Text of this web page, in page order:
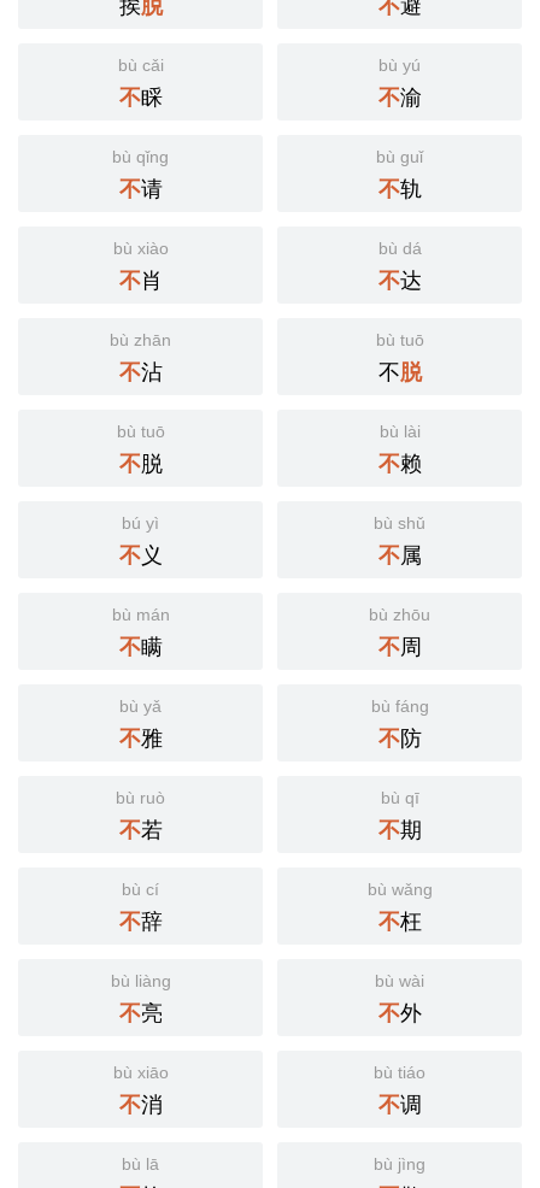
bù cǎi
不睬
bù yú
不渝
bù qǐng
不请
bù guǐ
不轨
bù xiào
不肖
bù dá
不达
bù zhān
不沾
bù tuō
不脱
bù tuō
不脱
bù lài
不赖
bú yì
不义
bù shǔ
不属
bù mán
不瞒
bù zhōu
不周
bù yǎ
不雅
bù fáng
不防
bù ruò
不若
bù qī
不期
bù cí
不辞
bù wǎng
不枉
bù liàng
不亮
bù wài
不外
bù xiāo
不消
bù tiáo
不调
bù lā bù jìng